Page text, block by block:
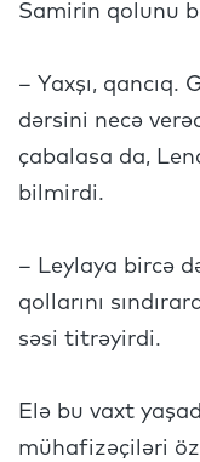
Samirin qolunu
– Yaxşı, qancıq.
dərsini necə
çabalasa da,
bilmirdi.
– Leylaya bircə
qollarını
səsi titrəyirdi.
Elə bu vaxt
mühafizəçiləri